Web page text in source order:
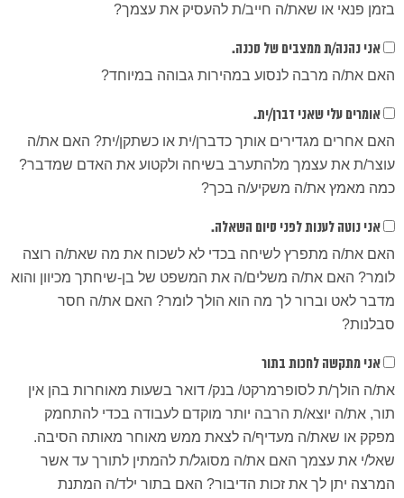
בזמן פנאי או שאת/ה חייב/ת להעסיק את עצמך?
אני נהנה/ת ממצבים של סכנה.
האם את/ה מרבה לנסוע במהירות גבוהה במיוחד?
אומרים עלי שאני דברן/ית.
האם אחרים מגדירים אותך כדברן/ית או כשתקן/ית? האם את/ה
עוצר/ת את עצמך מלהתערב בשיחה ולקטוע את האדם שמדבר?
כמה מאמץ את/ה משקיע/ה בכך?
אני נוטה לענות לפני סיום השאלה.
האם את/ה מתפרץ לשיחה בכדי לא לשכוח את מה שאת/ה רוצה
לומר? האם את/ה משלים/ה את המשפט של בן-שיחתך מכיוון והוא
מדבר לאט וברור לך מה הוא הולך לומר? האם את/ה חסר
סבלנות?
אני מתקשה לחכות בתור
את/ה הולך/ת לסופרמרקט/ בנק/ דואר בשעות מאוחרות בהן אין
תור, את/ה יוצא/ת הרבה יותר מוקדם לעבודה בכדי להתחמק
מפקק או שאת/ה מעדיף/ה לצאת ממש מאוחר מאותה הסיבה.
שאל/י את עצמך האם את/ה מסוגל/ת להמתין לתורך עד אשר
המרצה יתן לך את זכות הדיבור? האם בתור ילד/ה המתנת